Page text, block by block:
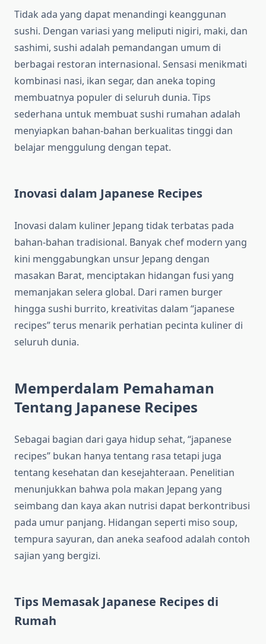
Tidak ada yang dapat menandingi keanggunan
sushi. Dengan variasi yang meliputi nigiri, maki, dan
sashimi, sushi adalah pemandangan umum di
berbagai restoran internasional. Sensasi menikmati
kombinasi nasi, ikan segar, dan aneka toping
membuatnya populer di seluruh dunia. Tips
sederhana untuk membuat sushi rumahan adalah
menyiapkan bahan-bahan berkualitas tinggi dan
belajar menggulung dengan tepat.
Inovasi dalam Japanese Recipes
Inovasi dalam kuliner Jepang tidak terbatas pada
bahan-bahan tradisional. Banyak chef modern yang
kini menggabungkan unsur Jepang dengan
masakan Barat, menciptakan hidangan fusi yang
memanjakan selera global. Dari ramen burger
hingga sushi burrito, kreativitas dalam “japanese
recipes” terus menarik perhatian pecinta kuliner di
seluruh dunia.
Memperdalam Pemahaman
Tentang Japanese Recipes
Sebagai bagian dari gaya hidup sehat, “japanese
recipes” bukan hanya tentang rasa tetapi juga
tentang kesehatan dan kesejahteraan. Penelitian
menunjukkan bahwa pola makan Jepang yang
seimbang dan kaya akan nutrisi dapat berkontribusi
pada umur panjang. Hidangan seperti miso soup,
tempura sayuran, dan aneka seafood adalah contoh
sajian yang bergizi.
Tips Memasak Japanese Recipes di
Rumah